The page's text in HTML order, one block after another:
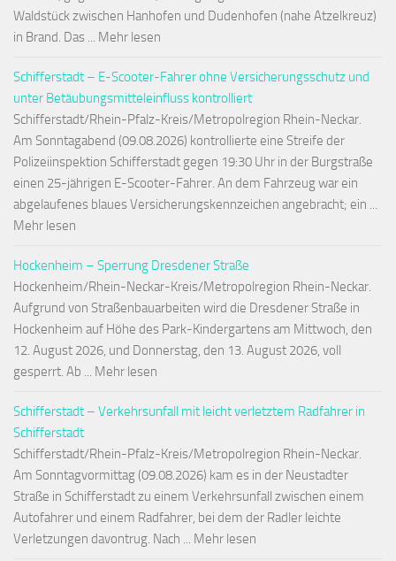
Waldstück zwischen Hanhofen und Dudenhofen (nahe Atzelkreuz)
in Brand. Das ... Mehr lesen
Schifferstadt – E-Scooter-Fahrer ohne Versicherungsschutz und
unter Betäubungsmitteleinfluss kontrolliert
Schifferstadt/Rhein-Pfalz-Kreis/Metropolregion Rhein-Neckar.
Am Sonntagabend (09.08.2026) kontrollierte eine Streife der
Polizeiinspektion Schifferstadt gegen 19:30 Uhr in der Burgstraße
einen 25-jährigen E-Scooter-Fahrer. An dem Fahrzeug war ein
abgelaufenes blaues Versicherungskennzeichen angebracht; ein ...
Mehr lesen
Hockenheim – Sperrung Dresdener Straße
Hockenheim/Rhein-Neckar-Kreis/Metropolregion Rhein-Neckar.
Aufgrund von Straßenbauarbeiten wird die Dresdener Straße in
Hockenheim auf Höhe des Park-Kindergartens am Mittwoch, den
12. August 2026, und Donnerstag, den 13. August 2026, voll
gesperrt. Ab ... Mehr lesen
Schifferstadt – Verkehrsunfall mit leicht verletztem Radfahrer in
Schifferstadt
Schifferstadt/Rhein-Pfalz-Kreis/Metropolregion Rhein-Neckar.
Am Sonntagvormittag (09.08.2026) kam es in der Neustadter
Straße in Schifferstadt zu einem Verkehrsunfall zwischen einem
Autofahrer und einem Radfahrer, bei dem der Radler leichte
Verletzungen davontrug. Nach ... Mehr lesen